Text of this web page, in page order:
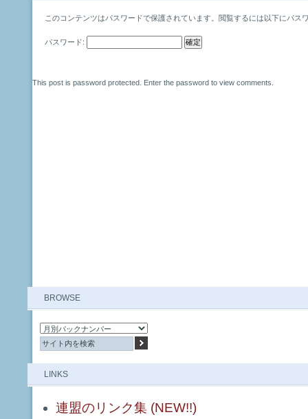
このコンテンツはパスワードで保護されています。閲覧するには以下にパス
パスワード:
This post is password protected. Enter the password to view comments.
BROWSE
LINKS
連盟のリンク集 (NEW!!)